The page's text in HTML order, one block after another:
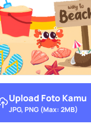
Upload Foto Kamu
JPG, PNG (Max: 2MB)